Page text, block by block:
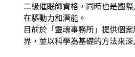
二級催眠師資格，同時也是國
在驅動力和潛能。
目前於「靈魂事務所」提供個
界，並以科學為基礎的方法來